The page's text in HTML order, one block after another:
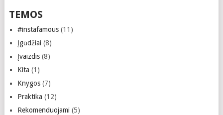
TEMOS
#instafamous(11)
Įgūdžiai (8)
Įvaizdis(8)
Kita (1)
Knygos(7)
Praktika (12)
Rekomenduojami (5)